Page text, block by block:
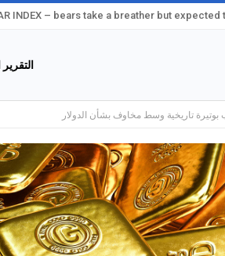
INDEX – bears take a breather but
تاريخية وسط مخاوف بشأن الدولار